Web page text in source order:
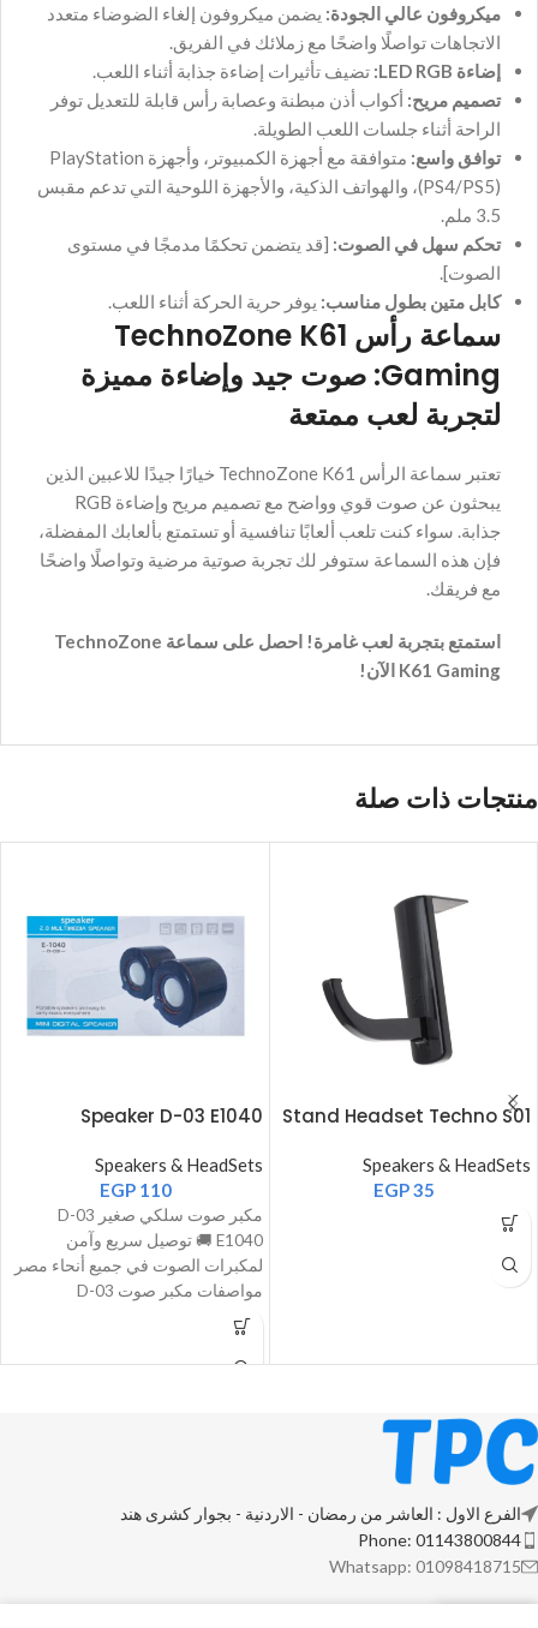
ميكروفون عالي الجودة: يضمن ميكروفون إلغاء الضوضاء متعدد
الاتجاهات تواصلًا واضحًا مع زملائك في الفريق.
إضاءة LED RGB:
تضيف تأثيرات إضاءة جذابة أثناء اللعب.
تصميم مريح: أكواب أذن مبطنة وعصابة رأس قابلة للتعديل توفر
الراحة أثناء جلسات اللعب الطويلة.
توافق واسع:
متوافقة مع أجهزة الكمبيوتر، وأجهزة PlayStation
(PS4/PS5)، والهواتف الذكية، والأجهزة اللوحية التي تدعم مقبس
3.5 ملم.
تحكم سهل في الصوت: [قد يتضمن تحكمًا مدمجًا في مستوى
الصوت].
كابل متين بطول مناسب: يوفر حرية الحركة أثناء اللعب.
سماعة رأس TechnoZone K61
Gaming: صوت جيد وإضاءة مميزة
لتجربة لعب ممتعة
تعتبر سماعة الرأس TechnoZone K61 خيارًا جيدًا للاعبين الذين
يبحثون عن صوت قوي وواضح مع تصميم مريح وإضاءة RGB
جذابة. سواء كنت تلعب ألعابًا تنافسية أو تستمتع بألعابك المفضلة،
فإن هذه السماعة ستوفر لك تجربة صوتية مرضية وتواصلًا واضحًا
مع فريقك.
استمتع بتجربة لعب غامرة! احصل على سماعة TechnoZone
K61 Gaming الآن!
منتجات ذات صلة
Stand Headset Techno S01
Speakers & HeadSets
EGP35
Speaker D-03 E1040
Speakers & HeadSets
EGP 110
مكبر صوت سلكي صغير D-03
E1040 🚚 توصيل سريع وآمن
لمكبرات الصوت في جميع أنحاء مصر
مواصفات مكبر صوت D-03
الفرع الاول : العاشر من رمضان - الاردنية - بجوار كشرى هند
Phone: 01143800844
Whatsapp: 01098418715